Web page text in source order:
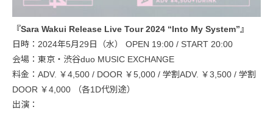
『Sara Wakui Release Live Tour 2024 “Into My System”』
日時：2024年5月29日（水） OPEN 19:00 / START 20:00
会場：東京・渋谷duo MUSIC EXCHANGE
料金：ADV. ￥4,500 / DOOR ￥5,000 / 学割ADV. ￥3,500 / 学割
DOOR ￥4,000 （各1D代別途）
出演：